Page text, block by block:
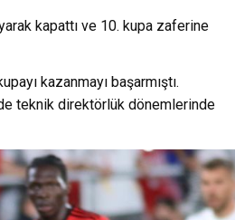
kapattı ve 10. kupa zaferine
kazanmayı başarmıştı.
teknik direktörlük dönemlerinde